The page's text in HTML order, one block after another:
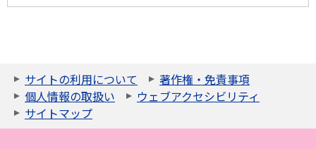
サイトの利用について
著作権・免責事項
個人情報の取扱い
ウェブアクセシビリティ
サイトマップ